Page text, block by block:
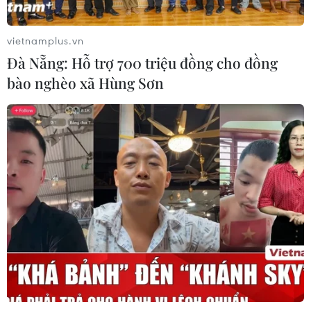
06/08/2026 09:58
Tà áo truyền thống “đan kết” tình
hữu nghị 50 năm Việt Nam-Thái Lan
06/08/2026 07:30
Nâng cấp Quảng Ninh, Bắc Ninh:
Tạo tiền đề phát triển văn hóa du lịch
địa phương
06/08/2026 07:30
Chủ tịch Quốc hội Thái Lan dự khai
mạc Triển lãm 50 năm quan hệ ngoại
vietnamplus.vn
Đà Nẵng: Hỗ trợ 700 triệu đồng cho đồng
bào nghèo xã Hùng Sơn